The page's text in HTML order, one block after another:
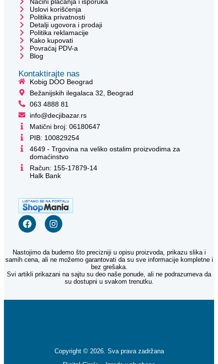
Načini plaćanja i isporuka
Uslovi korišćenja
Politika privatnosti
Detalji ugovora i prodaji
Politika reklamacije
Kako kupovati
Povraćaj PDV-a
Blog
Kontaktirajte nas
Kobig DOO Beograd
Bežanijskih ilegalaca 32, Beograd
063 4888 81
info@decjibazar.rs
Matični broj: 06180647
PIB: 100829254
4649 - Trgovina na veliko ostalim proizvodima za
domaćinstvo
Račun: 155-17879-14
Halk Bank
Nastojimo da budemo što precizniji u opisu proizvoda, prikazu slika i
samih cena, ali ne možemo garantovati da su sve informacije kompletne i
bez grešaka.
Svi artikli prikazani na sajtu su deo naše ponude, ali ne podrazumeva da
su dostupni u svakom trenutku.
Copyright © 2026. Sva prava zadržana